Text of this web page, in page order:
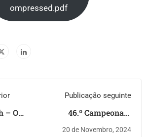
ompressed.pdf
– O
Publicação seguinte
46.º Campeonato
Profissões
20 de Novembro, 2024